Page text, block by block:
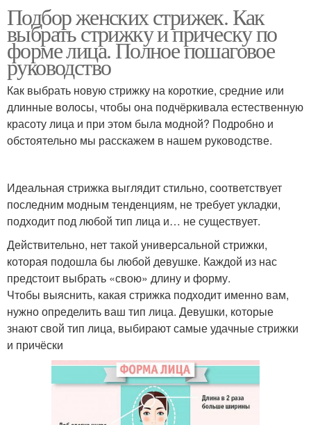
Подбор женских стрижек. Как
выбрать стрижку и прическу по
форме лица. Полное пошаговое
руководство
Как выбрать новую стрижку на короткие, средние или
длинные волосы, чтобы она подчёркивала естественную
красоту лица и при этом была модной? Подробно и
обстоятельно мы расскажем в нашем руководстве.
Идеальная стрижка выглядит стильно, соответствует
последним модным тенденциям, не требует укладки,
подходит под любой тип лица и… не существует.
Действительно, нет такой универсальной стрижки,
которая подошла бы любой девушке. Каждой из нас
предстоит выбрать «свою» длину и форму.
Чтобы выяснить, какая стрижка подходит именно вам,
нужно определить ваш тип лица. Девушки, которые
знают свой тип лица, выбирают самые удачные стрижки
и причёски